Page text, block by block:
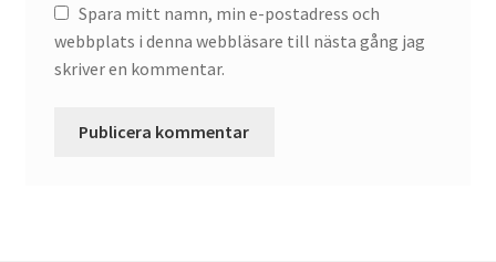
Spara mitt namn, min e-postadress och
webbplats i denna webbläsare till nästa gång jag
skriver en kommentar.